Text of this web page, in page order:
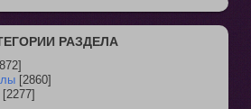
РАЗДЕЛА
[2860]
[2277]